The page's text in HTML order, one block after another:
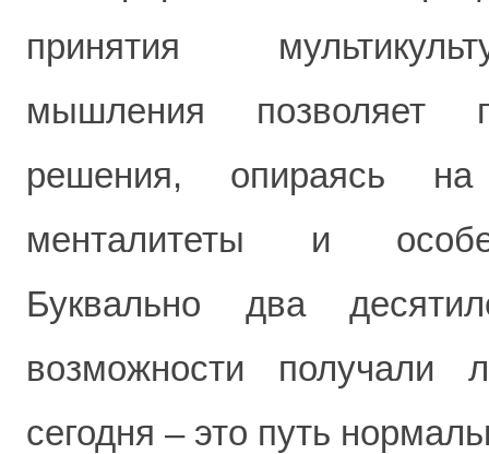
принятия
мышления позволяет
решения, опираясь
менталитеты и
Буквально два
возможности получали
сегодня – это путь